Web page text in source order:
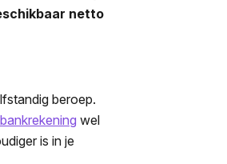
netto
beroep.
wel
is in je